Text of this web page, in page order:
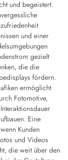
und begeistert.
und einer
gezielt
die die
fördern.
ermöglicht
Fotomotive,
Eine
Kunden
und Videos
die weit über den